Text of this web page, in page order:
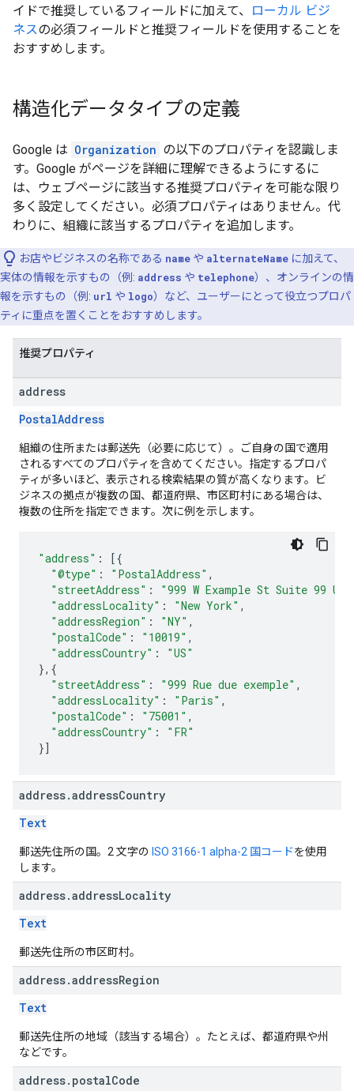
イドで推奨しているフィールドに加えて、
ローカル ビジ
ネスの必須フィールドと推奨フィールドを使用することを
おすすめします。
構造化データタイプの定義
Google は Organization の以下のプロパティを認識しま
す。Google がページを詳細に理解できるようにするに
は、ウェブページに該当する推奨プロパティを可能な限り
多く設定してください。必須プロパティはありません。代
わりに、組織に該当するプロパティを追加します。
お店やビジネスの名称である name や alternateName に加えて、
実体の情報を示すもの（例: address や telephone）、オンラインの情
報を示すもの（例: url や logo）など、ユーザーにとって役立つプロパ
ティに重点を置くことをおすすめします。
推奨プロパティ
address
PostalAddress
組織の住所または郵送先（必要に応じて）。ご自身の国で適用
されるすべてのプロパティを含めてください。指定するプロパ
ティが多いほど、表示される検索結果の質が高くなります。ビ
ジネスの拠点が複数の国、都道府県、市区町村にある場合は、
複数の住所を指定できます。次に例を示します。
"address" :
[{
"@type" : "PostalAddress" ,
"streetAddress" :
"999 W Example St Suite 99
"addressLocality" : "New York" ,
"addressRegion" : "NY" ,
"postalCode" : "10019" ,
"addressCountry" :
"US"
},{
"streetAddress" : "999 Rue due exemple" ,
"addressLocality" : "Paris" ,
"postalCode" : "75001" ,
"addressCountry" :
"FR"
}]
address.addressCountry
Text
郵送先住所の国。2 文字の ISO 3166-1 alpha-2 国コードを使用
します。
address.addressLocality
Text
郵送先住所の市区町村。
address.addressRegion
Text
郵送先住所の地域（該当する場合）。たとえば、都道府県や州
などです。
address. postalCode